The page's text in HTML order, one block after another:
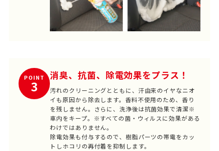
POINT
3
消臭、抗菌、除電効果をプラス！
汚れのクリーニングとともに、汗由来のイヤなニオ
イも原因から除去します。香料不使用のため、香り
を残しません。さらに、洗浄後は抗菌効果で清潔※
車内をキープ。※すべての菌・ウィルスに効果がある
わけではありません。
除電効果も付与するので、樹脂パーツの帯電をカッ
トしホコリの再付着を抑制します。